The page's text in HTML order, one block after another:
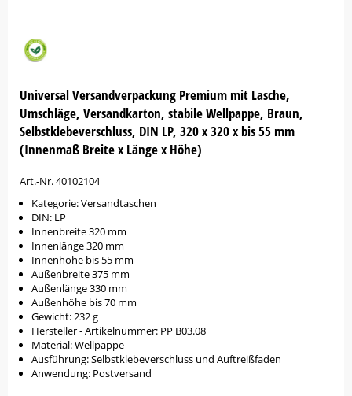
Universal Versandverpackung Premium mit Lasche,
Umschläge, Versandkarton, stabile Wellpappe, Braun,
Selbstklebeverschluss, DIN LP, 320 x 320 x bis 55 mm
(Innenmaß Breite x Länge x Höhe)
Art.-Nr. 40102104
Kategorie: Versandtaschen
DIN: LP
Innenbreite 320 mm
Innenlänge 320 mm
Innenhöhe bis 55 mm
Außenbreite 375 mm
Außenlänge 330 mm
Außenhöhe bis 70 mm
Gewicht: 232 g
Hersteller - Artikelnummer: PP B03.08
Material: Wellpappe
Ausführung: Selbstklebeverschluss und Auftreißfaden
Anwendung: Postversand